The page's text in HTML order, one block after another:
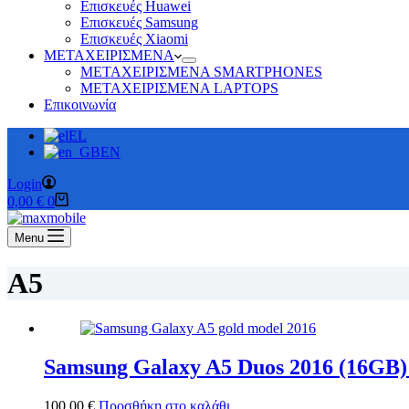
Επισκευές Huawei
Επισκευές Samsung
Επισκευές Xiaomi
ΜΕΤΑΧΕΙΡΙΣΜΕΝΑ
ΜΕΤΑΧΕΙΡΙΣΜΕΝΑ SMARTPHONES
ΜΕΤΑΧΕΙΡΙΣΜΕΝΑ LAPTOPS
Επικοινωνία
EL
EN
Login
Καλάθι
Αγορών
0,00 € 0
Menu
A5
Samsung Galaxy A5 Duos 2016
100,00 € Προσθήκη στο καλάθι